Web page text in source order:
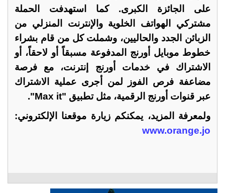
على الجائزة الكبرى. كما استهدفت الحملة
مشتركي الهواتف الخلوية والإنترنت المنزلي من
الزبائن الجدد والحاليين، وشملت كل من قام بشراء
خطوط موبايل أورنج المدفوعة مسبقاً أو لاحقاً، أو
الاشتراك في خدمات أورنج إنترنت، مع فرصة
مضاعفة فرص الفوز لمن أجرى عملية الاشتراك
عبر قنوات أورنج الرقمية، مثل تطبيق "Max it
".
ولمعرفة المزيد، يمكنكم زيارة موقعنا الإلكتروني:
www.orange.jo